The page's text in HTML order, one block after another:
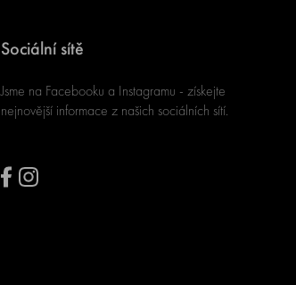
Sociální sítě
Jsme na Facebooku a Instagramu - získejte
nejnovější informace z našich sociálních sítí.